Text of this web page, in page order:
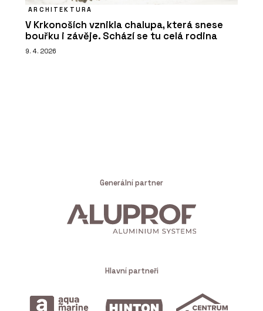
ARCHITEKTURA
V Krkonoších vznikla chalupa, která snese
bouřku i závěje. Schází se tu celá rodina
9. 4. 2026
Generální partner
Hlavní partneři